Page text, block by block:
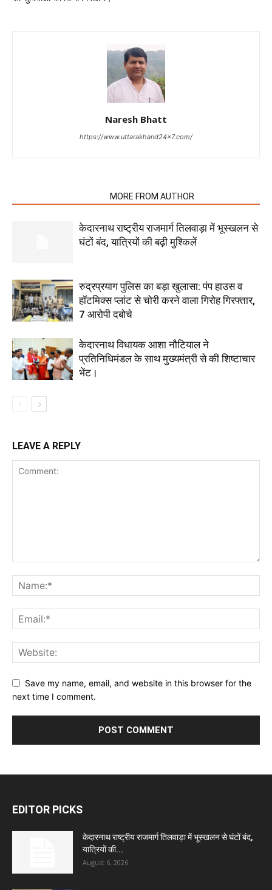
Naresh Bhatt
https://www.uttarakhand24x7.com/
MORE FROM AUTHOR
केदारनाथ राष्ट्रीय राजमार्ग तिलवाड़ा में भूस्खलन से
घंटों बंद, यात्रियों की बढ़ी मुश्किलें
रुद्रप्रयाग पुलिस का बड़ा खुलासा: पंप हाउस व
हॉटमिक्स प्लांट से चोरी करने वाला गिरोह गिरफ्तार,
7 आरोपी दबोचे
केदारनाथ विधायक आशा नौटियाल ने
प्रतिनिधिमंडल के साथ मुख्यमंत्री से की शिष्टाचार
भेंट।
LEAVE A REPLY
Save my name, email, and website in this browser for the
next time I comment.
EDITOR PICKS
केदारनाथ राष्ट्रीय राजमार्ग तिलवाड़ा में भूस्खलन से घंटों बंद,
यात्रियों की...
August 6, 2026